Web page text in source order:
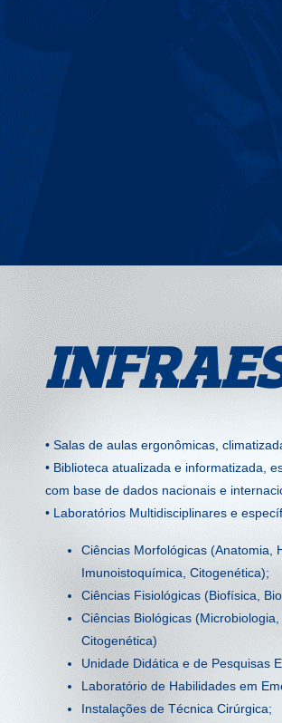
• Salas de aulas ergonômicas,
• Biblioteca atualizada e informatizada,
com base de dados nacionais e
• Laboratórios Multidisciplinares e
Ciências Morfológicas (Anatomia,
Imunoistoquímica, Citogenética);
Ciências Fisiológicas (Biofísica,
Ciências Biológicas
Citogenética)
Unidade Didática e de Pesquisas
Laboratório de Habilidades em
Instalações de Técnica Cirúrgica;